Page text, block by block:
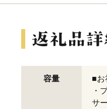
容量
■お
・
サ